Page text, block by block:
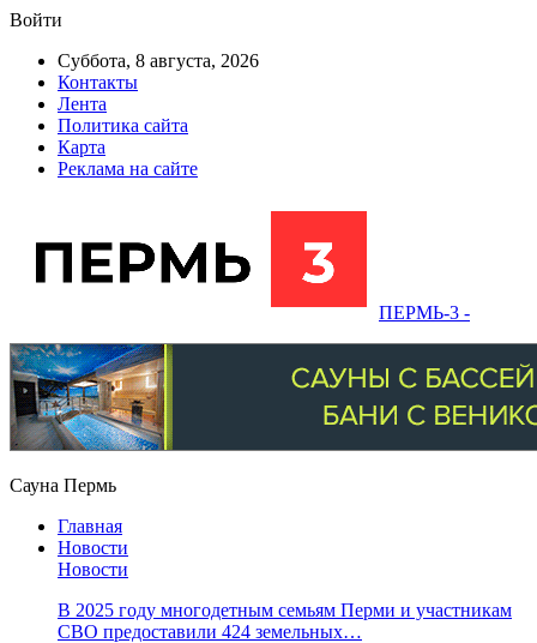
Войти
Суббота, 8 августа, 2026
Контакты
Лента
Политика сайта
Карта
Реклама на сайте
ПЕРМЬ-3 -
Сауна Пермь
Главная
Новости
Новости
В 2025 году многодетным семьям Перми и участникам
СВО предоставили 424 земельных…